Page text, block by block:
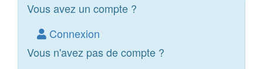
Vous avez un compte ?
Connexion
Vous n'avez pas de compte ?